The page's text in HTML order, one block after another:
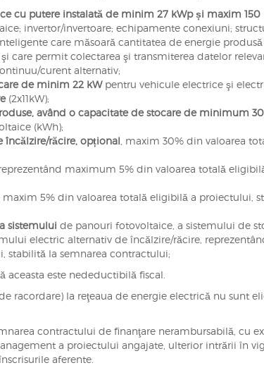
cu putere instalată de minim 27 kWp și maxim 150
invertor/invertoare; echipamente conexiuni;
care măsoară cantitatea de energie
care permit colectarea şi transmiterea datelor
curent alternativ;
de minim 22 kWpentru vehicule electrice şi
(2x11kW);
având o capacitate de stocare de minimum
(kWh);
încălzire/răcire, opțional, maxim 30% din valoarea
maximum 5% din valoarea totală
5% din valoarea totală eligibilă a proiectului,
sistemului de panouri fotovoltaice, a sistemului de
electric alternativ de încălzire/răcire,
stabilită la semnarea contractului;
aceasta este nedeductibilă fiscal.
racordare) la reţeaua de energie electrică nu sunt
contractului de finanţare nerambursabilă, cu
a proiectului angajate, ulterior intrării în
aferente.